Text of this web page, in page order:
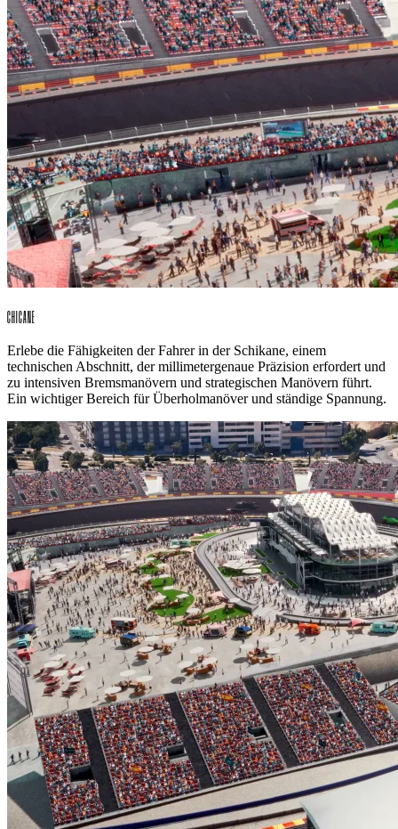
CHICANE
Erlebe die Fähigkeiten der Fahrer in der Schikane, einem
technischen Abschnitt, der millimetergenaue Präzision erfordert und
zu intensiven Bremsmanövern und strategischen Manövern führt.
Ein wichtiger Bereich für Überholmanöver und ständige Spannung.